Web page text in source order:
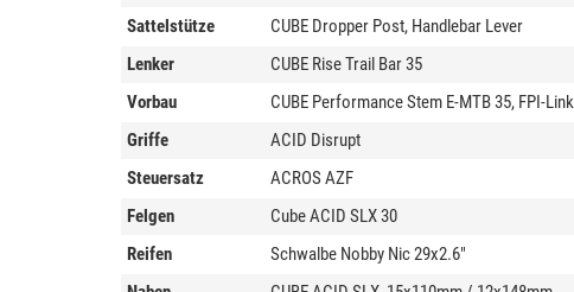
Sattelstütze
CUBE Dropper Post, Handlebar Lever
Lenker
CUBE Rise Trail Bar 35
Vorbau
CUBE Performance Stem E-MTB 35, FPI-Link
Griffe
ACID Disrupt
Steuersatz
ACROS AZF
Felgen
Cube ACID SLX 30
Reifen
Schwalbe Nobby Nic 29x2.6"